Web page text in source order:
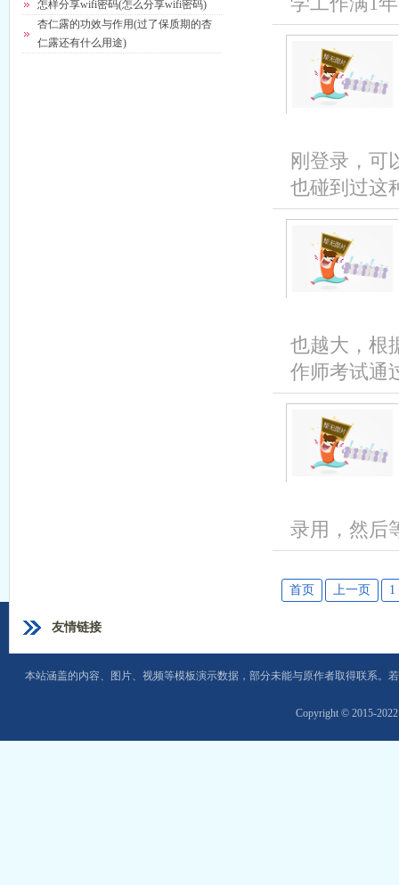
怎样分享wifi密码(怎么分享wifi密码)
杏仁露的功效与作用(过了保质期的杏
仁露还有什么用途)
刚登录，可
也碰到过这
也越大，根
作师考试通
录用，然后
首页 上一页 1
友情链接
本站涵盖的内容、图片、视频等模板演示数据，部分未能与原作者取得联系。
Copyright © 2015-